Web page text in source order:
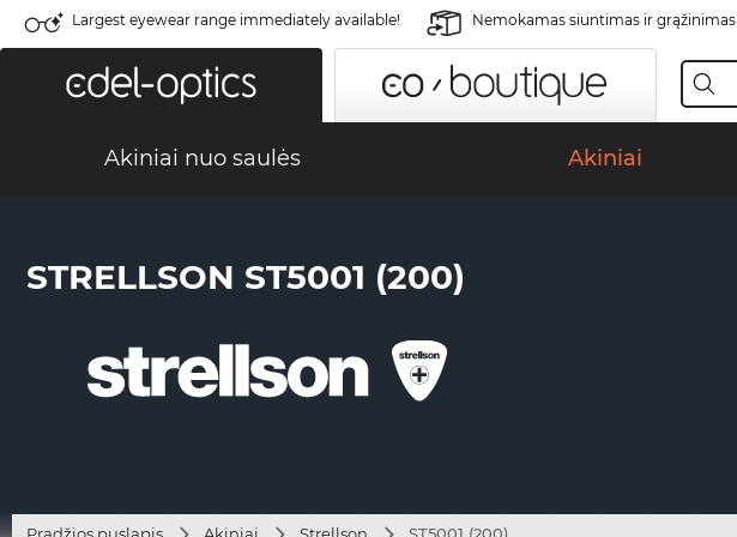
Largest eyewear range immediately available! Nemokamas siuntimas ir grąžinimas
Akiniai nuo saulės Akiniai
STRELLSON ST5001 (200)